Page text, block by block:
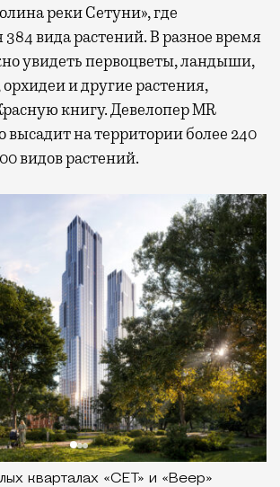
реки Сетуни», где
384 вида растений. В разное время
увидеть первоцветы, ландыши,
и другие растения,
книгу. Девелопер MR
высадит на территории более 240
видов растений.
кварталах «СЕТ» и «Веер»